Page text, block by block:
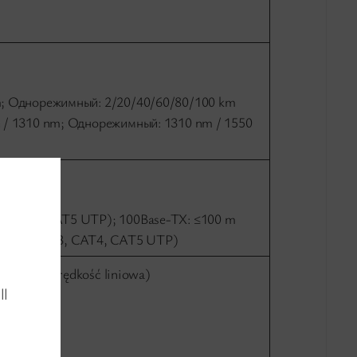
Однорежимный: 2/20/40/60/80/100 km
1310 nm; Однорежимный: 1310 nm / 1550
CAT4, CAT5 UTP); 100Base-TX: ≤100 m
m (CAT3, CAT4, CAT5 UTP)
(pełna prędkość liniowa)